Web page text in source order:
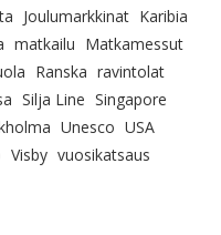
Joulumarkkinat Karibia
matkailu Matkamessut
Ranska ravintolat
Silja Line Singapore
Unesco USA
Visby vuosikatsaus